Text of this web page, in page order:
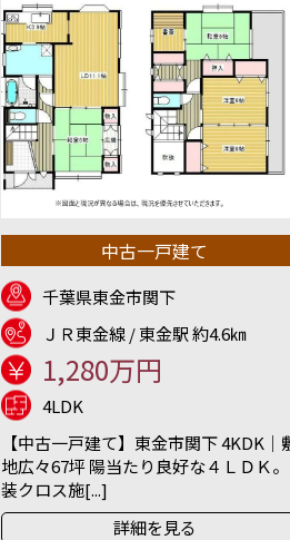
中古一戸建て
千葉県東金市関下
ＪＲ東金線 / 東金駅 約4.6㎞
1,280万円
4LDK
【中古一戸建て】東金市関下 4KDK｜
地広々67坪 陽当たり良好な４ＬＤＫ
装クロス施[...]
詳細を見る